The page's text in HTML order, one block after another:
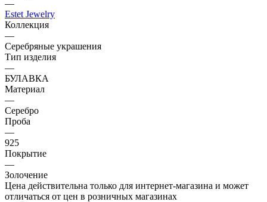
—
Estet Jewelry
Коллекция
—
Серебряные украшения
Тип изделия
—
БУЛАВКА
Материал
—
Серебро
Проба
—
925
Покрытие
—
Золочение
Цена действительна только для интернет-магазина и может
отличаться от цен в розничных магазинах